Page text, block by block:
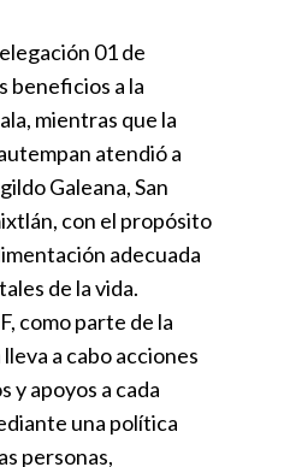
01 de
beneficios a la
mientras que la
atendió a
Galeana, San
con el propósito
adecuada
de la vida.
como parte de la
a cabo acciones
y apoyos a cada
una política
personas,